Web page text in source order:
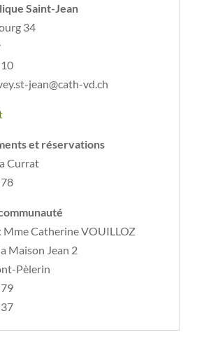
Saint-Jean
34
jean@cath-vd.ch
et réservations
Currat
Mme Catherine VOUILLOZ
Maison Jean 2
Pèlerin